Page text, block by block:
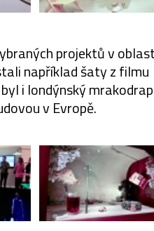
projektů v
například šaty z filmu
i londýnský mrakodrap
v Evropě.